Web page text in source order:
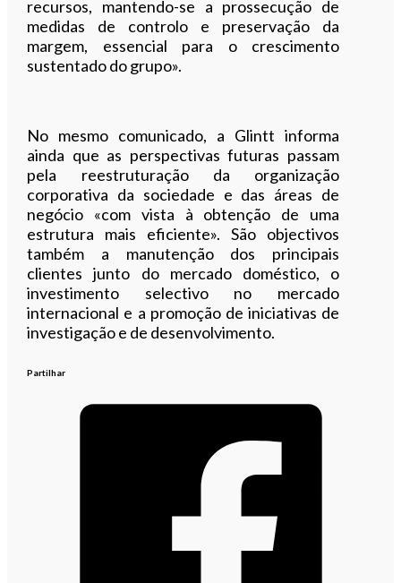
recursos, mantendo-se a prossecução de
medidas de controlo e preservação da
margem, essencial para o crescimento
sustentado do grupo».
No mesmo comunicado, a Glintt informa
ainda que as perspectivas futuras passam
pela reestruturação da organização
corporativa da sociedade e das áreas de
negócio «com vista à obtenção de uma
estrutura mais eficiente». São objectivos
também a manutenção dos principais
clientes junto do mercado doméstico, o
investimento selectivo no mercado
internacional e a promoção de iniciativas de
investigação e de desenvolvimento.
Partilhar